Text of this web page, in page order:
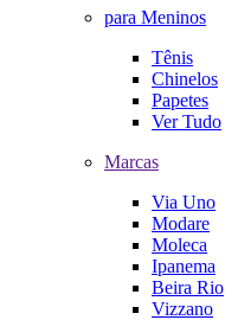
para Meninos
Tênis
Chinelos
Papetes
Ver Tudo
Marcas
Via Uno
Modare
Moleca
Ipanema
Beira Rio
Vizzano